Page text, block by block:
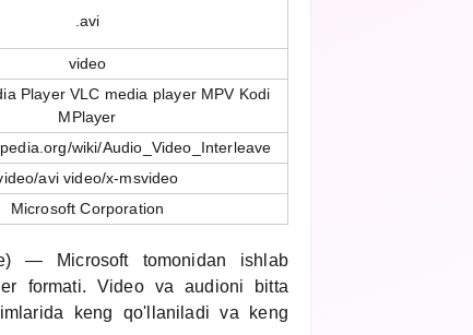
.avi
video
Player VLC media player MPV Kodi
MPlayer
wiki/Audio_Video_Interleave
avi video/x-msvideo
Microsoft Corporation
— Microsoft tomonidan ishlab
formati. Video va audioni bitta
keng qo'llaniladi va keng